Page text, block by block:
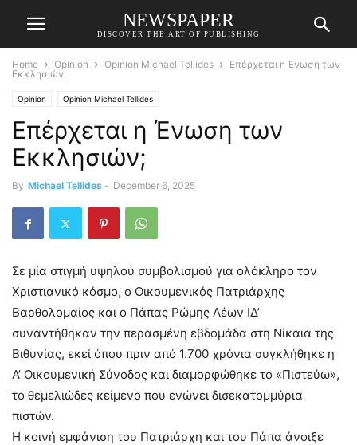
NEWSPAPER
DISCOVER THE ART OF PUBLISHING
Home Opinion Opinion Michael Tellides
Επέρχεται η Ένωση των
Εκκλησιών;
Opinion Opinion Michael Tellides
Επέρχεται η Ένωση των
Εκκλησιών;
By Michael Tellides - December 6, 2025
Σε μία στιγμή υψηλού συμβολισμού για ολόκληρο τον
Χριστιανικό κόσμο, ο Οικουμενικός Πατριάρχης
Βαρθολομαίος και ο Πάπας Ρώμης Λέων ΙΔ’
συναντήθηκαν την περασμένη εβδομάδα στη Νίκαια της
Βιθυνίας, εκεί όπου πριν από 1.700 χρόνια συγκλήθηκε η
Α’ Οικουμενική Σύνοδος και διαμορφώθηκε το «Πιστεύω»,
το θεμελιώδες κείμενο που ενώνει δισεκατομμύρια
πιστών.
Η κοινή εμφάνιση του Πατριάρχη και του Πάπα άνοιξε